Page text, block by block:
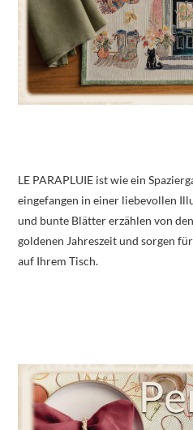
LE PARAPLUIE ist wie ein
eingefangen in einer liebevollen
und bunte Blätter erzählen von
goldenen Jahreszeit und sorgen
auf Ihrem Tisch.